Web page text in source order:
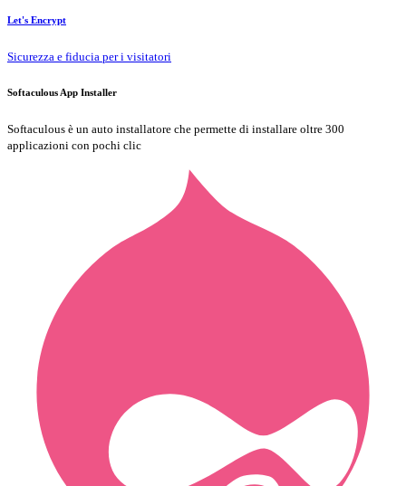
Let's Encrypt
Sicurezza e fiducia per i visitatori
Softaculous App Installer
Softaculous è un auto installatore che permette di installare oltre 300
applicazioni con pochi clic